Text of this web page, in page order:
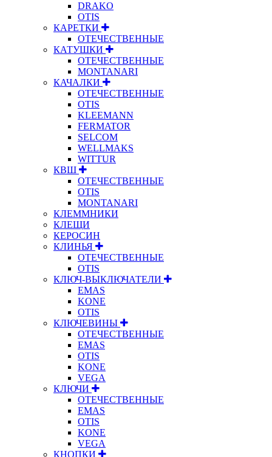
DRAKO
OTIS
КАРЕТКИ
ОТЕЧЕСТВЕННЫЕ
КАТУШКИ
ОТЕЧЕСТВЕННЫЕ
MONTANARI
КАЧАЛКИ
ОТЕЧЕСТВЕННЫЕ
OTIS
KLEEMANN
FERMATOR
SELCOM
WELLMAKS
WITTUR
КВШ
ОТЕЧЕСТВЕННЫЕ
OTIS
MONTANARI
КЛЕММНИКИ
КЛЕЩИ
КЕРОСИН
КЛИНЬЯ
ОТЕЧЕСТВЕННЫЕ
OTIS
КЛЮЧ-ВЫКЛЮЧАТЕЛИ
EMAS
KONE
OTIS
КЛЮЧЕВИНЫ
ОТЕЧЕСТВЕННЫЕ
EMAS
OTIS
KONE
VEGA
КЛЮЧИ
ОТЕЧЕСТВЕННЫЕ
EMAS
OTIS
KONE
VEGA
КНОПКИ